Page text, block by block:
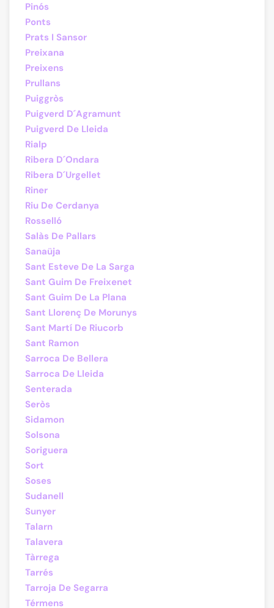
Pinós
Ponts
Prats I Sansor
Preixana
Preixens
Prullans
Puiggròs
Puigverd D´Agramunt
Puigverd De Lleida
Rialp
Ribera D´Ondara
Ribera D´Urgellet
Riner
Riu De Cerdanya
Rosselló
Salàs De Pallars
Sanaüja
Sant Esteve De La Sarga
Sant Guim De Freixenet
Sant Guim De La Plana
Sant Llorenç De Morunys
Sant Martí De Riucorb
Sant Ramon
Sarroca De Bellera
Sarroca De Lleida
Senterada
Seròs
Sidamon
Solsona
Soriguera
Sort
Soses
Sudanell
Sunyer
Talarn
Talavera
Tàrrega
Tarrés
Tarroja De Segarra
Térmens